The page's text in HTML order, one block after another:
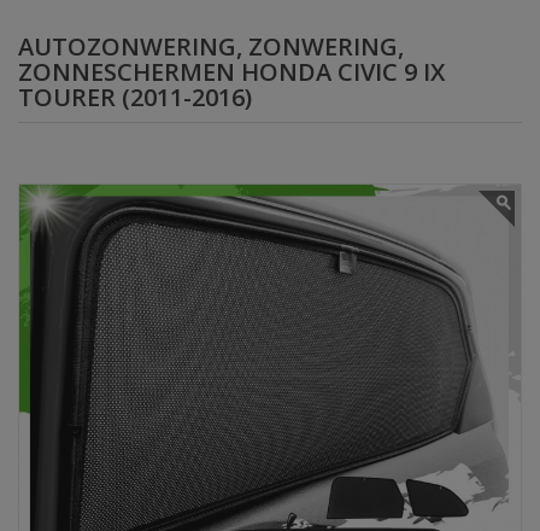
AUTOZONWERING, ZONWERING,
ZONNESCHERMEN HONDA CIVIC 9 IX
TOURER (2011-2016)